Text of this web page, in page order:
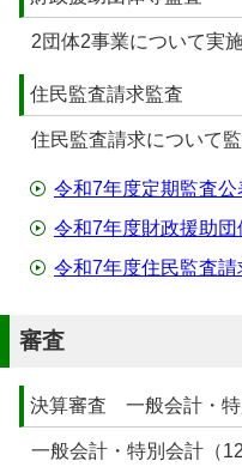
2団体2事業について実
住民監査請求監査
住民監査請求について
令和7年度定期監査公
令和7年度財政援助
令和7年度住民監査請
審査
決算審査 一般会計・
一般会計・特別会計（